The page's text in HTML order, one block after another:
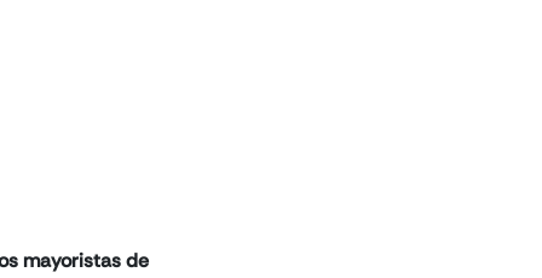
mayoristas de